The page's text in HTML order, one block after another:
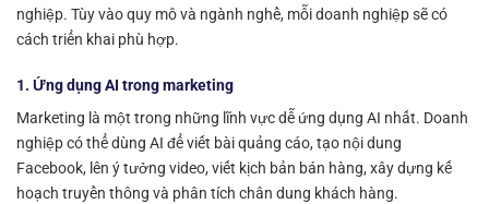
nghiệp. Tùy vào quy mô và ngành nghề, mỗi doanh nghiệp sẽ có
cách triển khai phù hợp.
1. Ứng dụng AI trong marketing
Marketing là một trong những lĩnh vực dễ ứng dụng AI nhất. Doanh
nghiệp có thể dùng AI để viết bài quảng cáo, tạo nội dung
Facebook, lên ý tưởng video, viết kịch bản bán hàng, xây dựng kế
hoạch truyền thông và phân tích chân dung khách hàng.